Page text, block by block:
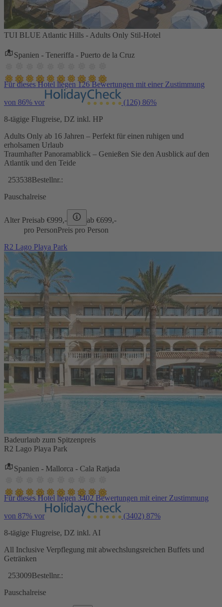
TUI BLUE Atlantic Hills - Adults Only Stil-Hotel
Spanien - Teneriffa - Puerto de la Cruz
Für dieses Hotel liegen 126 Bewertungen mit einer Zustimmung
von 86% vor (126) 86%
8-tägige Flugreise, DZ inkl. HP
Adults Only ab 16 Jahren – Perfekt für einen ruhigen und
erholsamen Urlaub
Traumhafter Panoramablick – Genießen Sie den Ausblick auf den
Atlantik und den Teide
253538Bestellnr.:
Pauschalreise
Alter Preisab €999,- ab €699,-
pro PersonPreis pro Person
R2 Lago Playa Park
Badeurlaub zum Spitzenpreis
R2 Lago Playa Park
Spanien - Mallorca - Cala Ratjada
Für dieses Hotel liegen 3402 Bewertungen mit einer Zustimmung
von 87% vor (3402) 87%
8-tägige Flugreise, DZ inkl. AI
All Inclusive Verpflegung mit abwechslungsreichen Buffets und
Getränken
253009Bestellnr.:
Pauschalreise